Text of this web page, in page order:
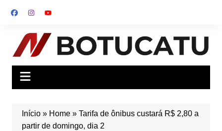
para
conteúdo
Início» Home» Tarifa de ônibus custará R$ 2,80 a
partir de domingo, dia 2